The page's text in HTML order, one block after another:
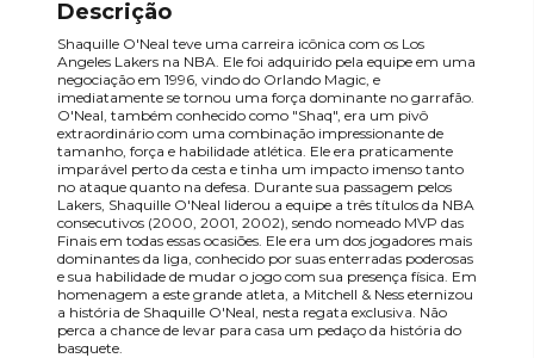
Descrição
Shaquille O'Neal teve uma carreira icônica com os Los
Angeles Lakers na NBA. Ele foi adquirido pela equipe em uma
negociação em 1996, vindo do Orlando Magic, e
imediatamente se tornou uma força dominante no garrafão.
O'Neal, também conhecido como "Shaq", era um pivô
extraordinário com uma combinação impressionante de
tamanho, força e habilidade atlética. Ele era praticamente
imparável perto da cesta e tinha um impacto imenso tanto
no ataque quanto na defesa. Durante sua passagem pelos
Lakers, Shaquille O'Neal liderou a equipe a três títulos da NBA
consecutivos (2000, 2001, 2002), sendo nomeado MVP das
Finais em todas essas ocasiões. Ele era um dos jogadores mais
dominantes da liga, conhecido por suas enterradas poderosas
e sua habilidade de mudar o jogo com sua presença física. Em
homenagem a este grande atleta, a Mitchell & Ness eternizou
a história de Shaquille O'Neal, nesta regata exclusiva. Não
perca a chance de levar para casa um pedaço da história do
basquete.